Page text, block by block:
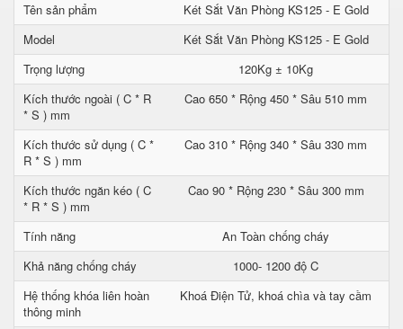
Tên sản phẩm
Két Sắt Văn Phòng KS125 - E Gold
Model
Két Sắt Văn Phòng KS125 - E Gold
Trọng lượng
120Kg ± 10Kg
Kích thước ngoài ( C * R
* S ) mm
Cao 650 * Rộng 450 * Sâu 510 mm
Kích thước sử dụng ( C *
R * S ) mm
Cao 310 * Rộng 340 * Sâu 330 mm
Kích thước ngăn kéo ( C
* R * S ) mm
Cao 90 * Rộng 230 * Sâu 300 mm
Tính năng
An Toàn chống cháy
Khả năng chống cháy
1000- 1200 độ C
Hệ thống khóa liên hoàn
thông minh
Khoá Điện Tử, khoá chìa và tay cầm